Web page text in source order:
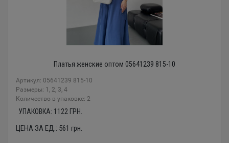
Платья женские оптом 05641239 815-10
Артикул: 05641239 815-10
Размеры: 1, 2, 3, 4
Количество в упаковке: 2
УПАКОВКА: 1122 ГРН.
ЦЕНА ЗА ЕД.: 561 грн.